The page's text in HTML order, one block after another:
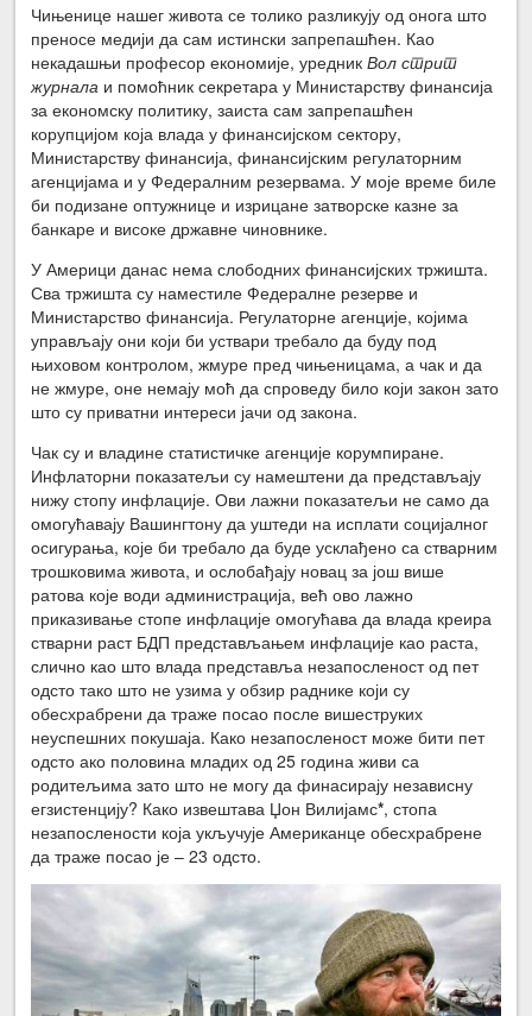
Чињенице нашег живота се толико разликују од онога што
преносе медији да сам истински запрепашћен. Као
некадашњи професор економије, уредникВол стрит
журнала и помоћник секретара у Министарству финансија
за економску политику, заиста сам запрепашћен
корупцијом која влада у финансијском сектору,
Министарству финансија, финансијским регулаторним
агенцијама и у Федералним резервама. У моје време биле
би подизане оптужнице и изрицане затворске казне за
банкаре и високе државне чиновнике.
У Америци данас нема слободних финансијских тржишта.
Сва тржишта су наместиле Федералне резерве и
Министарство финансија. Регулаторне агенције, којима
управљају они који би уствари требало да буду под
њиховом контролом, жмуре пред чињеницама, а чак и да
не жмуре, оне немају моћ да спроведу било који закон зато
што су приватни интереси јачи од закона.
Чак су и владине статистичке агенције корумпиране.
Инфлаторни показатељи су намештени да представљају
нижу стопу инфлације. Ови лажни показатељи не само да
омогућавају Вашингтону да уштеди на исплати социјалног
осигурања, које би требало да буде усклађено са стварним
трошковима живота, и ослобађају новац за још више
ратова које води администрација, већ ово лажно
приказивање стопе инфлације омогућава да влада креира
стварни раст БДП представљањем инфлације као раста,
слично као што влада представља незапосленост од пет
одсто тако што не узима у обзир раднике који су
обесхрабрени да траже посао после вишеструких
неуспешних покушаја. Како незапосленост може бити пет
одсто ако половина младих од 25 година живи са
родитељима зато што не могу да финасирају независну
егзистенцију? Како извештава Џон Вилијамс*, стопа
незапослености која укључује Американце обесхрабрене
да траже посао је – 23 одсто.